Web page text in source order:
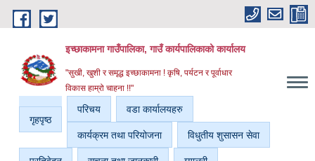
Skip to main content
इच्छाकामना गाउँपालिका, गाउँ कार्यपालिकाको कार्यालय
"सुखी, खुशी र समृद्ध इच्छाकामना ! कृषि, पर्यटन र पूर्वाधार
विकास हाम्रो चाहना !!"
गृहपृष्ठ
परिचय वडा कार्यालयहरु
कार्यक्रम तथा परियोजना विधुतीय शुसासन सेवा